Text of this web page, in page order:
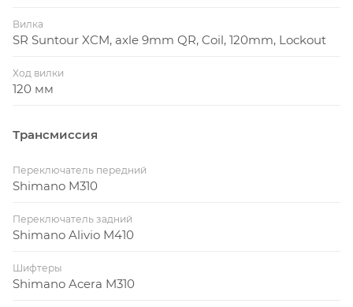
Вилка
SR Suntour XCM, axle 9mm QR, Coil, 120mm, Lockout
Ход вилки
120 мм
Трансмиссия
Переключатель передний
Shimano M310
Переключатель задний
Shimano Alivio M410
Шифтеры
Shimano Acera M310